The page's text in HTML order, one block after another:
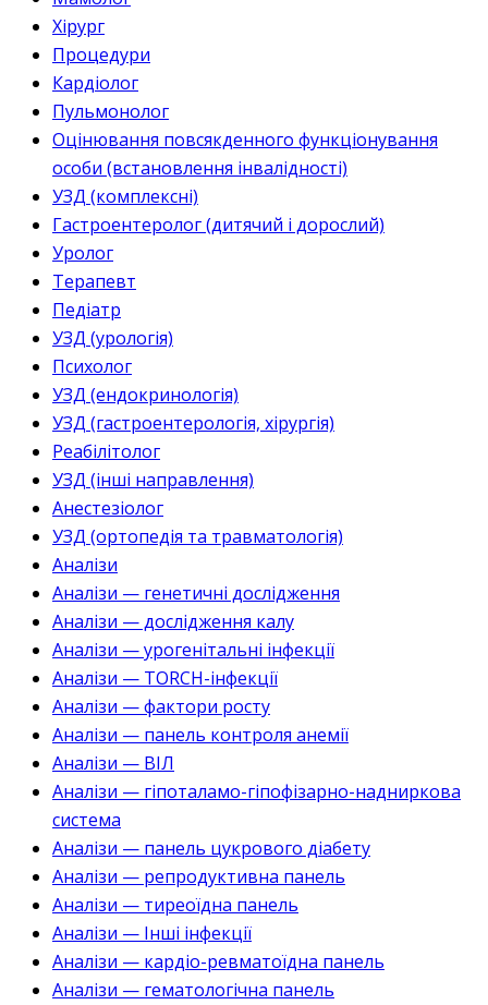
Хірург
Процедури
Кардіолог
Пульмонолог
Оцінювання повсякденного функціонування
особи (встановлення інвалідності)
УЗД (комплексні)
Гастроентеролог (дитячий і дорослий)
Уролог
Терапевт
Педіатр
УЗД (урологія)
Психолог
УЗД (ендокринологія)
УЗД (гастроентерологія, хірургія)
Реабілітолог
УЗД (інші направлення)
Анестезіолог
УЗД (ортопедія та травматологія)
Аналізи
Аналізи — генетичні дослідження
Аналізи — дослідження калу
Аналізи — урогенітальні інфекції
Аналізи — TORCH-інфекції
Аналізи — фактори росту
Аналізи — панель контроля анемії
Аналізи — ВІЛ
Аналізи — гіпоталамо-гіпофізарно-надниркова
система
Аналізи — панель цукрового діабету
Аналізи — репродуктивна панель
Аналізи — тиреоїдна панель
Аналізи — Інші інфекції
Аналізи — кардіо-ревматоїдна панель
Аналізи — гематологічна панель